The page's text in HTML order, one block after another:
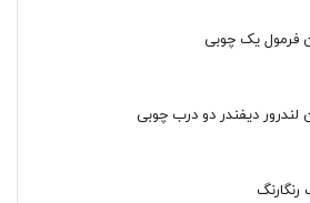
فرمول یک چوبی
دیفندر دو درب چوبی
رنگارنگ